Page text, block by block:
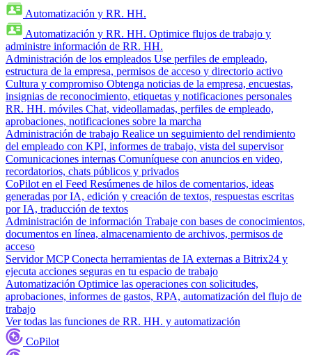
Automatización y RR. HH.
Automatización y RR. HH. Optimice flujos de trabajo y
administre información de RR. HH.
Administración de los empleados Use perfiles de empleado,
estructura de la empresa, permisos de acceso y directorio activo
Cultura y compromiso Obtenga noticias de la empresa, encuestas,
insignias de reconocimiento, etiquetas y notificaciones personales
RR. HH. móviles Chat, videollamadas, perfiles de empleado,
aprobaciones, notificaciones sobre la marcha
Administración de trabajo Realice un seguimiento del rendimiento
del empleado con KPI, informes de trabajo, vista del supervisor
Comunicaciones internas Comuníquese con anuncios en video,
recordatorios, chats públicos y privados
CoPilot en el Feed Resúmenes de hilos de comentarios, ideas
generadas por IA, edición y creación de textos, respuestas escritas
por IA, traducción de textos
Administración de información Trabaje con bases de conocimientos,
documentos en línea, almacenamiento de archivos, permisos de
acceso
Servidor MCP Conecta herramientas de IA externas a Bitrix24 y
ejecuta acciones seguras en tu espacio de trabajo
Automatización Optimice las operaciones con solicitudes,
aprobaciones, informes de gastos, RPA, automatización del flujo de
trabajo
Ver todas las funciones de RR. HH. y automatización
CoPilot